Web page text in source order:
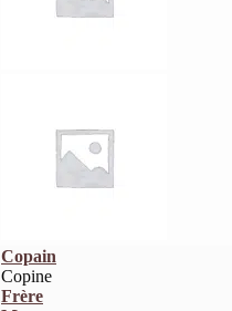
Copain
Copine
Frère